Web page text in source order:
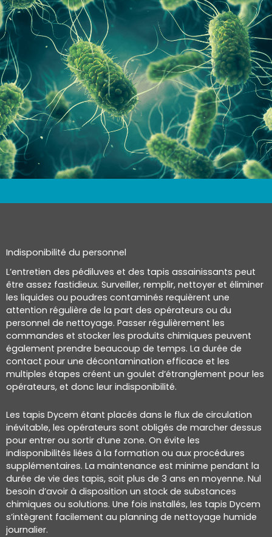
Indisponibilité du personnel
L’entretien des pédiluves et des tapis assainissants peut
être assez fastidieux. Surveiller, remplir, nettoyer et éliminer
les liquides ou poudres contaminés requièrent une
attention régulière de la part des opérateurs ou du
personnel de nettoyage. Passer régulièrement les
commandes et stocker les produits chimiques peuvent
également prendre beaucoup de temps. La durée de
contact pour une décontamination efficace et les
multiples étapes créent un goulet d’étranglement pour les
opérateurs, et donc leur indisponibilité.
Les tapis Dycem étant placés dans le flux de circulation
inévitable, les opérateurs sont obligés de marcher dessus
pour entrer ou sortir d’une zone. On évite les
indisponibilités liées à la formation ou aux procédures
supplémentaires. La maintenance est minime pendant la
durée de vie des tapis, soit plus de 3 ans en moyenne. Nul
besoin d’avoir à disposition un stock de substances
chimiques ou solutions. Une fois installés, les tapis Dycem
s’intègrent facilement au planning de nettoyage humide
journalier.